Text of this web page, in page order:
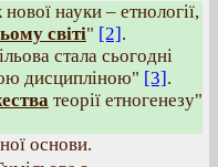
науки – етнології,
світі" [2].
стала сьогодні
дисципліною" [3].
теорії етногенезу"
основи.